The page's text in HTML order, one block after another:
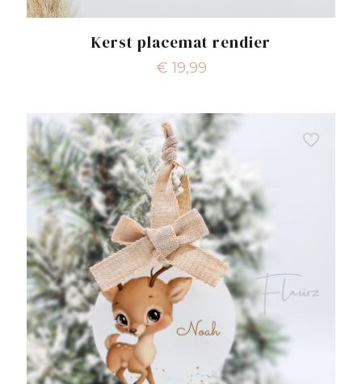
Kerst placemat rendier
€ 19,99